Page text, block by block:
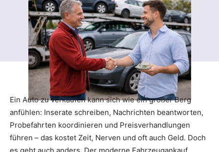
Ein Auto zu verkaufen kann sich wie ein großer Berg
anfühlen: Inserate schreiben, Nachrichten beantworten,
Probefahrten koordinieren und Preisverhandlungen
führen – das kostet Zeit, Nerven und oft auch Geld. Doch
es geht auch anders. Der moderne Fahrzeugankauf